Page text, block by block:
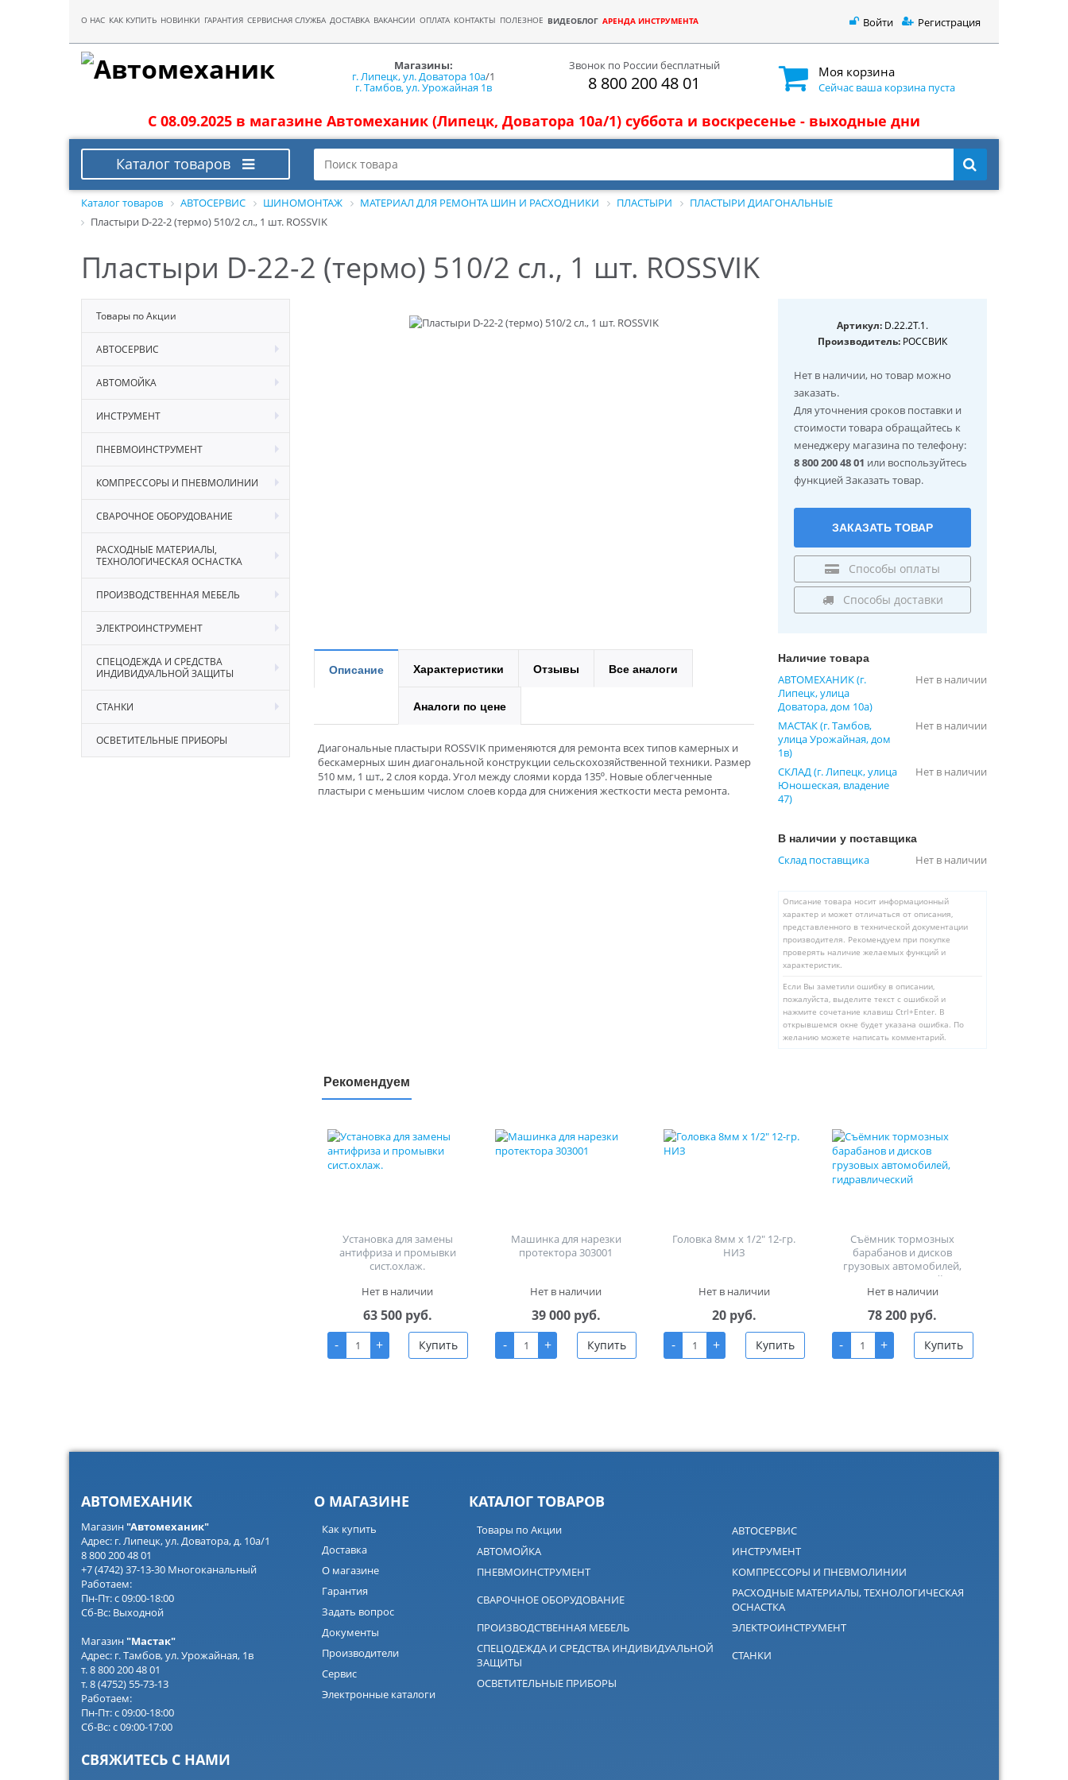
О НАС КАК КУПИТЬ НОВИНКИ ГАРАНТИЯ СЕРВИСНАЯ СЛУЖБА ДОСТАВКА ВАКАНСИИ ОПЛАТА КОНТАКТЫ ПОЛЕЗНОЕ ВИДЕОБЛОГ АРЕНДА ИНСТРУМЕНТА Войти Регистрация
Магазины:
г. Липецк, ул. Доватора 10а/1
г. Тамбов, ул. Урожайная 1в
Звонок по России бесплатный
8 800 200 48 01
Моя корзина
Сейчас ваша корзина пуста
С 08.09.2025 в магазине Автомеханик (Липецк, Доватора 10а/1) суббота и воскресенье - выходные дни
Каталог товаров
Каталог товаров АВТОСЕРВИС ШИНОМОНТАЖ МАТЕРИАЛ ДЛЯ РЕМОНТА ШИН И РАСХОДНИКИ ПЛАСТЫРИ
ПЛАСТЫРИ ДИАГОНАЛЬНЫЕ
Пластыри D-22-2 (термо) 510/2 сл., 1 шт. ROSSVIK
Пластыри D-22-2 (термо) 510/2 сл., 1 шт. ROSSVIK
Товары по Акции
АВТОСЕРВИС
АВТОМОЙКА
ИНСТРУМЕНТ
ПНЕВМОИНСТРУМЕНТ
КОМПРЕССОРЫ И ПНЕВМОЛИНИИ
СВАРОЧНОЕ ОБОРУДОВАНИЕ
РАСХОДНЫЕ МАТЕРИАЛЫ,
ТЕХНОЛОГИЧЕСКАЯ ОСНАСТКА
ПРОИЗВОДСТВЕННАЯ МЕБЕЛЬ
ЭЛЕКТРОИНСТРУМЕНТ
СПЕЦОДЕЖДА И СРЕДСТВА
ИНДИВИДУАЛЬНОЙ ЗАЩИТЫ
СТАНКИ
ОСВЕТИТЕЛЬНЫЕ ПРИБОРЫ
Артикул: D.22.2T.1.
Производитель: РОССВИК
Нет в наличии, но товар можно
заказать.
Для уточнения сроков поставки и
стоимости товара обращайтесь к
менеджеру магазина по телефону:
8 800 200 48 01 или воспользуйтесь
функцией Заказать товар.
ЗАКАЗАТЬ ТОВАР
Способы оплаты
Способы доставки
Описание Характеристики Отзывы Все аналоги
Аналоги по цене
Диагональные пластыри ROSSVIK применяются для ремонта всех типов камерных и
бескамерных шин диагональной конструкции сельскохозяйственной техники. Размер
510 мм, 1 шт., 2 слоя корда. Угол между слоями корда 135º. Новые облегченные
пластыри с меньшим числом слоев корда для снижения жесткости места ремонта.
Наличие товара
АВТОМЕХАНИК (г.
Липецк, улица
Доватора, дом 10а)
Нет в наличии
МАСТАК (г. Тамбов,
улица Урожайная, дом
1в)
Нет в наличии
СКЛАД (г. Липецк, улица
Юношеская, владение
47)
Нет в наличии
В наличии у поставщика
Склад поставщика Нет в наличии
Описание товара носит информационный
характер и может отличаться от описания,
представленного в технической документации
производителя. Рекомендуем при покупке
проверять наличие желаемых функций и
характеристик.
Если Вы заметили ошибку в описании,
пожалуйста, выделите текст с ошибкой и
нажмите сочетание клавиш Ctrl+Enter. В
открывшемся окне будет указана ошибка. По
желанию можете написать комментарий.
Рекомендуем
Установка для замены
антифриза и промывки
сист.охлаж.
Нет в наличии
63 500 руб.
-
+ Купить
Машинка для нарезки
протектора 303001
Нет в наличии
39 000 руб.
-
+ Купить
Головка 8мм х 1/2" 12-гр.
НИЗ
Нет в наличии
20 руб.
-
+ Купить
Съёмник тормозных
барабанов и дисков
грузовых автомобилей,
гидравлический
Нет в наличии
78 200 руб.
-
+ Купить
АВТОМЕХАНИК
Магазин"Автомеханик"
Адрес: г. Липецк, ул. Доватора, д. 10а/1
8 800 200 48 01
+7 (4742) 37-13-30 Многоканальный
Работаем:
Пн-Пт: с 09:00-18:00
Сб-Вс: Выходной
Магазин "Мастак"
Адрес: г. Тамбов, ул. Урожайная, 1в
т. 8 800 200 48 01
т. 8 (4752) 55-73-13
Работаем:
Пн-Пт: с 09:00-18:00
Сб-Вс: с 09:00-17:00
СВЯЖИТЕСЬ С НАМИ
О МАГАЗИНЕ
Как купить
Доставка
О магазине
Гарантия
Задать вопрос
Документы
Производители
Сервис
Электронные каталоги
КАТАЛОГ ТОВАРОВ
Товары по Акции
АВТОСЕРВИС
АВТОМОЙКА
ИНСТРУМЕНТ
ПНЕВМОИНСТРУМЕНТ
КОМПРЕССОРЫ И ПНЕВМОЛИНИИ
СВАРОЧНОЕ ОБОРУДОВАНИЕ
РАСХОДНЫЕ МАТЕРИАЛЫ, ТЕХНОЛОГИЧЕСКАЯ
ОСНАСТКА
ПРОИЗВОДСТВЕННАЯ МЕБЕЛЬ
ЭЛЕКТРОИНСТРУМЕНТ
СПЕЦОДЕЖДА И СРЕДСТВА ИНДИВИДУАЛЬНОЙ
ЗАЩИТЫ
СТАНКИ
ОСВЕТИТЕЛЬНЫЕ ПРИБОРЫ